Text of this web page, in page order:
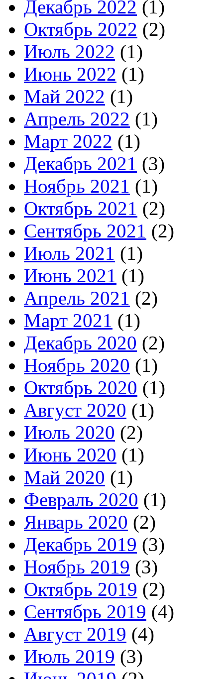
Декабрь 2022 (1)
Октябрь 2022 (2)
Июль 2022 (1)
Июнь 2022 (1)
Май 2022 (1)
Апрель 2022 (1)
Март 2022 (1)
Декабрь 2021 (3)
Ноябрь 2021 (1)
Октябрь 2021 (2)
Сентябрь 2021 (2)
Июль 2021 (1)
Июнь 2021 (1)
Апрель 2021 (2)
Март 2021 (1)
Декабрь 2020 (2)
Ноябрь 2020 (1)
Октябрь 2020 (1)
Август 2020 (1)
Июль 2020 (2)
Июнь 2020 (1)
Май 2020 (1)
Февраль 2020 (1)
Январь 2020 (2)
Декабрь 2019 (3)
Ноябрь 2019 (3)
Октябрь 2019 (2)
Сентябрь 2019 (4)
Август 2019 (4)
Июль 2019 (3)